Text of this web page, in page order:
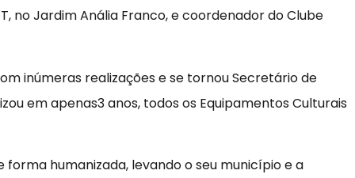
no Jardim Anália Franco, e coordenador do Clube
inúmeras realizações e se tornou Secretário de
em apenas3 anos, todos os Equipamentos Culturais
humanizada, levando o seu município e a